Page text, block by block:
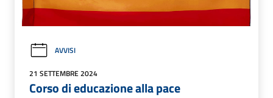
AVVISI
21 SETTEMBRE 2024
Corso di educazione alla pace